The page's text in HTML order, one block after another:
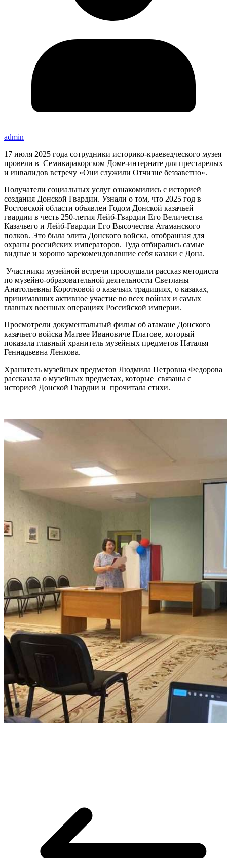
admin
17 июля 2025 года сотрудники историко-краеведческого музея
провели в Семикаракорском Доме-интернате для престарелых
и инвалидов встречу «Они служили Отчизне беззаветно».
Получатели социальных услуг ознакомились с историей
создания Донской Гвардии. Узнали о том, что 2025 год в
Ростовской области объявлен Годом Донской казачьей
гвардии в честь 250-летия Лейб-Гвардии Его Величества
Казачьего и Лейб-Гвардии Его Высочества Атаманского
полков. Это была элита Донского войска, отобранная для
охраны российских императоров. Туда отбирались самые
видные и хорошо зарекомендовавшие себя казаки с Дона.
Участники музейной встречи прослушали рассказ методиста
по музейно-образовательной деятельности Светланы
Анатольевны Коротковой о казачьих традициях, о казаках,
принимавших активное участие во всех войнах и самых
главных военных операциях Российской империи.
Просмотрели документальный фильм об атамане Донского
казачьего войска Матвее Ивановиче Платове, который
показала главный хранитель музейных предметов Наталья
Геннадьевна Ленкова.
Хранитель музейных предметов Людмила Петровна Федорова
рассказала о музейных предметах, которые связаны с
историей Донской Гвардии и прочитала стихи.